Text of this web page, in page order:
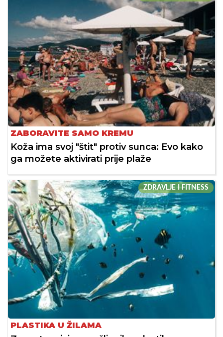
ZABORAVITE SAMO KREMU
Koža ima svoj "štit" protiv sunca: Evo kako
ga možete aktivirati prije plaže
ZDRAVLJE I FITNESS
PLASTIKA U ŽILAMA